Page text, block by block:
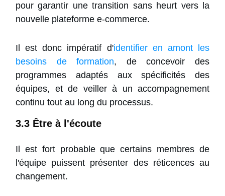
pour garantir une transition sans heurt vers la
nouvelle plateforme e-commerce.
Il est donc impératif d'identifier en amont les
besoins de formation, de concevoir des
programmes adaptés aux spécificités des
équipes, et de veiller à un accompagnement
continu tout au long du processus.
3.3 Être à l'écoute
Il est fort probable que certains membres de
l'équipe puissent présenter des réticences au
changement.